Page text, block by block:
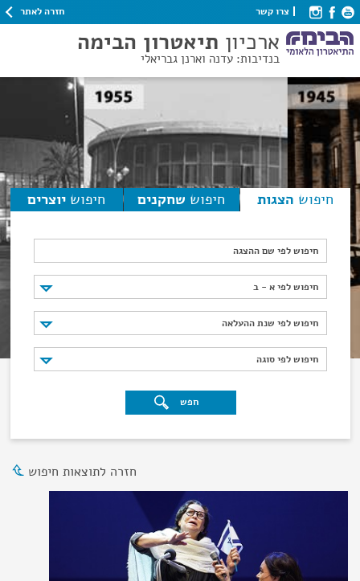
צרו קשר חזרה לאתר
ארכיון תיאטרון הבימה
בנדיבות: עדנה וארנן גבריאלי
חיפוש הצגות חיפוש שחקנים חיפוש יוצרים
חיפוש לפי שם ההצגה
חיפוש לפי א - ב
חיפוש לפי א - ב
חיפוש לפי שנת ההעלאה
חיפוש לפי שנת ההעלאה
חיפוש לפי סוגה
חיפוש לפי סוגה
חפש
חזרה לתוצאות חיפוש